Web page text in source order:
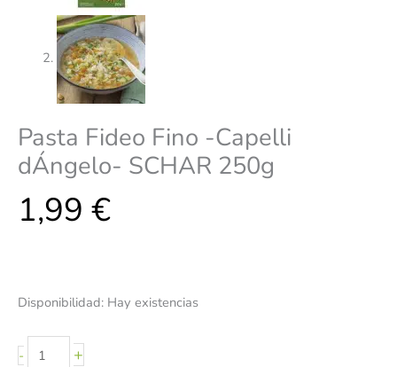
Pasta Fideo Fino -Capelli
dÁngelo- SCHAR 250g
1,99 €
Disponibilidad: Hay existencias
- +